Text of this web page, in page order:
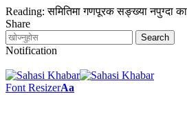
Reading: समितिमा गणपूरक सङ्ख्या नपुग्दा
Share
Notification
Font ResizerAa